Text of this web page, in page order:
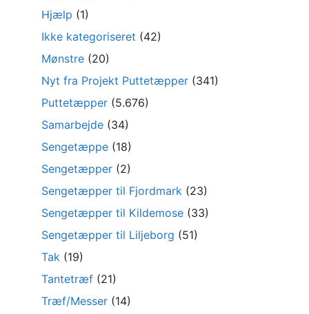
Hjælp (1)
Ikke kategoriseret (42)
Mønstre (20)
Nyt fra Projekt Puttetæpper (341)
Puttetæpper (5.676)
Samarbejde (34)
Sengetæppe (18)
Sengetæpper (2)
Sengetæpper til Fjordmark (23)
Sengetæpper til Kildemose (33)
Sengetæpper til Liljeborg (51)
Tak (19)
Tantetræf (21)
Træf/Messer (14)